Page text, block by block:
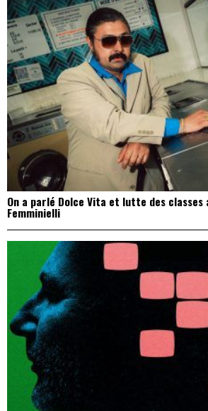
On a parlé Dolce Vita et lutte des classes
Femminielli